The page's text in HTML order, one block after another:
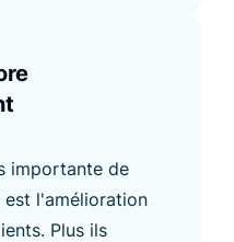
importante de
est l'amélioration
Plus ils